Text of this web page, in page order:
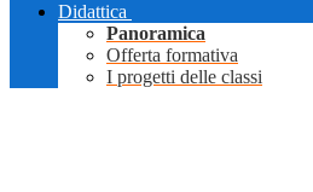
Didattica
Panoramica
Offerta formativa
I progetti delle classi